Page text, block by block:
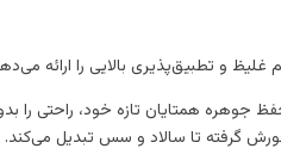
و تطبیق‌پذیری بالایی را ارائه
همتایان تازه خود، راحتی را
گرفته تا سالاد و سس تبدیل می‌کند.